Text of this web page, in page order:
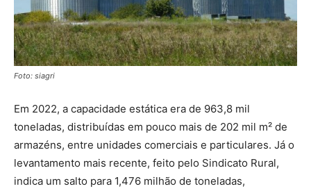
Foto: siagri
Em 2022, a capacidade estática era de 963,8 mil
toneladas, distribuídas em pouco mais de 202 mil m² de
armazéns, entre unidades comerciais e particulares. Já o
levantamento mais recente, feito pelo Sindicato Rural,
indica um salto para 1,476 milhão de toneladas,